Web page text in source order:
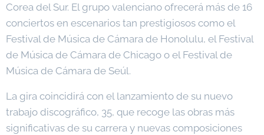
Corea del Sur. El grupo valenciano ofrecerá más de 16
conciertos en escenarios tan prestigiosos como el
Festival de Música de Cámara de Honolulu, el Festival
de Música de Cámara de Chicago o el Festival de
Música de Cámara de Seúl.
La gira coincidirá con el lanzamiento de su nuevo
trabajo discográfico, 35, que recoge las obras más
significativas de su carrera y nuevas composiciones